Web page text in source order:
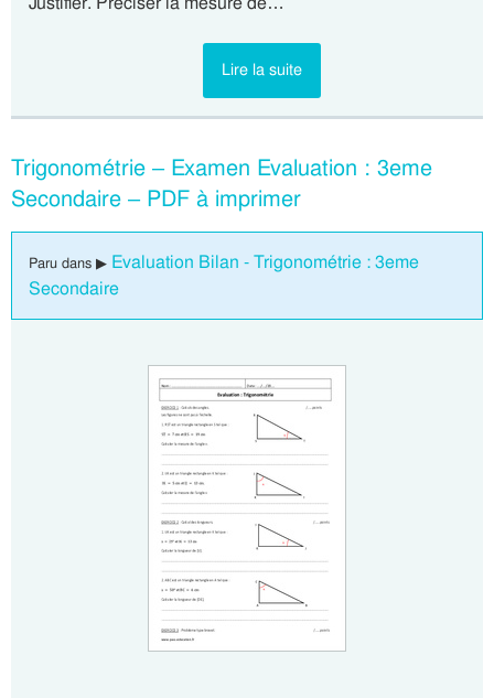
Lire la suite
Trigonométrie – Examen Evaluation : 3eme
Secondaire – PDF à imprimer
Paru dans ▶ Evaluation Bilan - Trigonométrie : 3eme
Secondaire